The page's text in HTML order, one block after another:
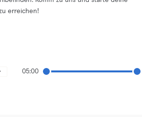
erreichen!
05:00